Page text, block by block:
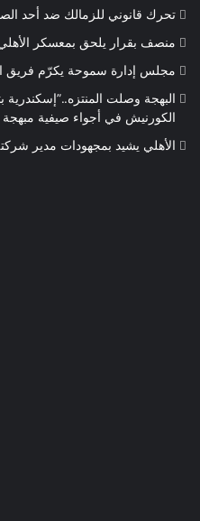
تحرك قانوني للزمالك ضد أحد
منصف بقرار يلحق بمعسكر الأهلي
مجلس إدارة سموحة يكرّم فريق
البهجة وصلت المنتزه..”إسكندرية
الكورنيش في أجواء صيفية مبهجة
الأهلي يشيد بمجهودات مدير